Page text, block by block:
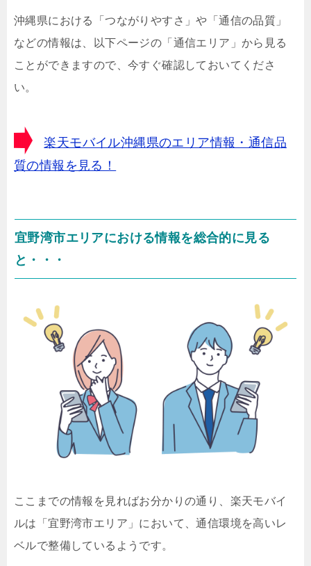
沖縄県における「つながりやすさ」や「通信の品質」
などの情報は、以下ページの「通信エリア」から見る
ことができますので、今すぐ確認しておいてくださ
い。
楽天モバイル沖縄県のエリア情報・通信品
質の情報を見る！
宜野湾市エリアにおける情報を総合的に見る
と・・・
ここまでの情報を見ればお分かりの通り、楽天モバイ
ルは「宜野湾市エリア」において、通信環境を高いレ
ベルで整備しているようです。